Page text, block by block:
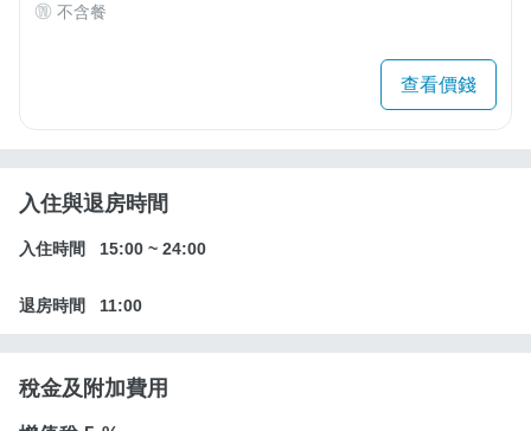
不含餐
查看價錢
入住與退房時間
入住時間 15:00 ~ 24:00
退房時間 11:00
稅金及附加費用